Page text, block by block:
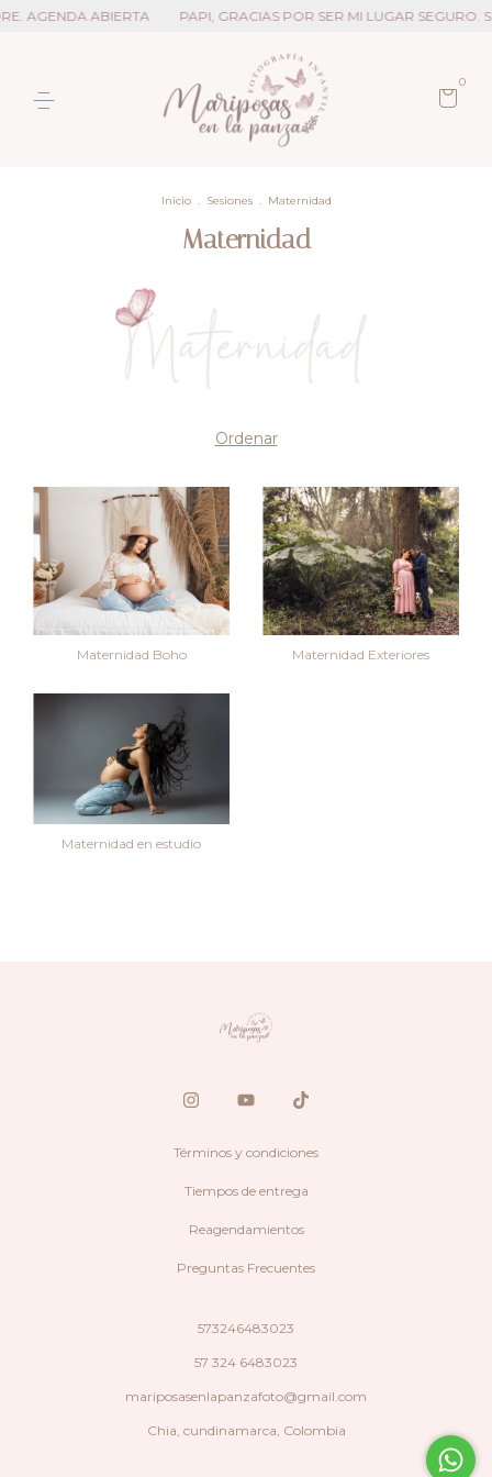
AGENDA ABIERTA PAPI, GRACIAS POR SER MI LUGAR SEGURO.
0
Inicio . Sesiones . Maternidad
Maternidad
Ordenar
Maternidad Boho Maternidad Exteriores
Maternidad en estudio
Términos y condiciones
Tiempos de entrega
Reagendamientos
Preguntas Frecuentes
573246483023
57 324 6483023
mariposasenlapanzafoto@gmail.com
Chia, cundinamarca, Colombia